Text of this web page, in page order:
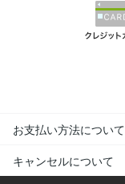
お支払い方法について
キャンセルについて